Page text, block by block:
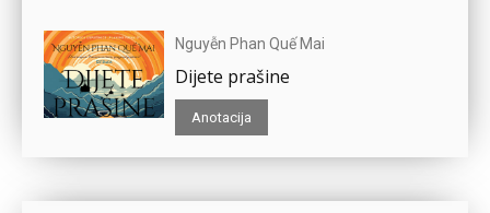
Nguyễn Phan Quế Mai
Dijete prašine
Anotacija